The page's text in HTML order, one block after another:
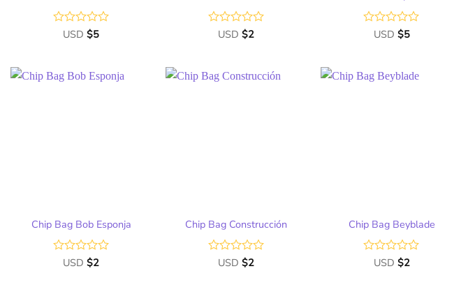
Valorado
5
USD$5
Valorado
5
USD$2
Valorado
5
USD $5
Chip Bag Bob Esponja
Valorado
USD$2
Chip Bag Construcción
Valorado
USD$2
Chip Bag Beyblade
Valorado
USD $2